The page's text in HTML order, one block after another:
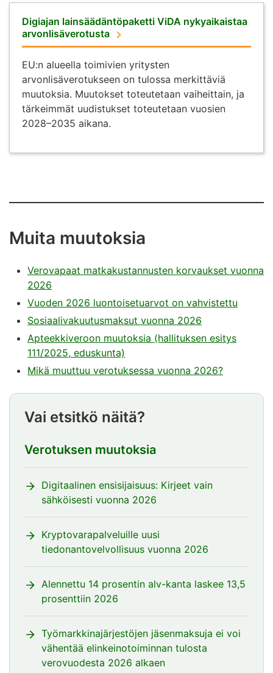
Digiajan lainsäädäntöpaketti ViDA nykyaikaistaa
arvonlisäverotusta
EU:n alueella toimivien yritysten
arvonlisäverotukseen on tulossa merkittäviä
muutoksia. Muutokset toteutetaan vaiheittain, ja
tärkeimmät uudistukset toteutetaan vuosien
2028–2035 aikana.
Muita muutoksia
Verovapaat matkakustannusten korvaukset vuonna
2026
Vuoden 2026 luontoisetuarvot on vahvistettu
Sosiaalivakuutusmaksut vuonna 2026
Apteekkiveroon muutoksia (hallituksen esitys
111/2025, eduskunta)
Mikä muuttuu verotuksessa vuonna 2026?
Vai etsitkö näitä?
Verotuksen muutoksia
Digitaalinen ensisijaisuus: Kirjeet vain
sähköisesti vuonna 2026
Kryptovarapalveluille uusi
tiedonantovelvollisuus vuonna 2026
Alennettu 14 prosentin alv-kanta laskee 13,5
prosenttiin 2026
Työmarkkinajärjestöjen jäsenmaksuja ei voi
vähentää elinkeinotoiminnan tulosta
verovuodesta 2026 alkaen